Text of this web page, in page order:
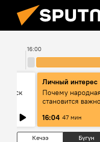
16:00
Личный интерес
Почему
становится
сотрудничества
16:04 47 мин
Кечээ Бүгүн